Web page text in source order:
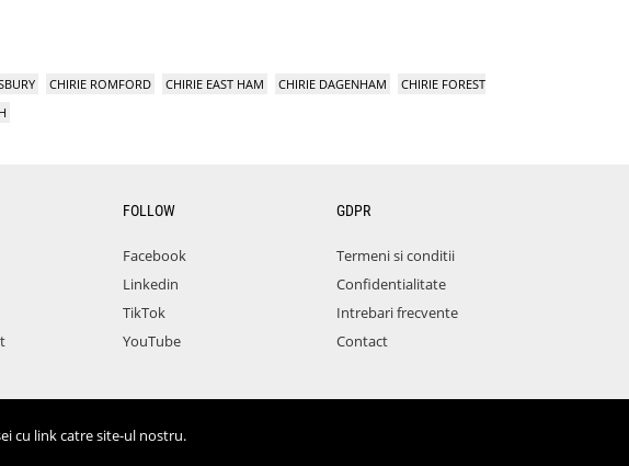
CHIRIE ROMFORD CHIRIE EAST HAM CHIRIE DAGENHAM
CHIRIE FOREST
FOLLOW
Facebook
Linkedin
TikTok
YouTube
GDPR
Termeni si conditii
Confidentialitate
Intrebari frecvente
Contact
cu link catre site-ul nostru.